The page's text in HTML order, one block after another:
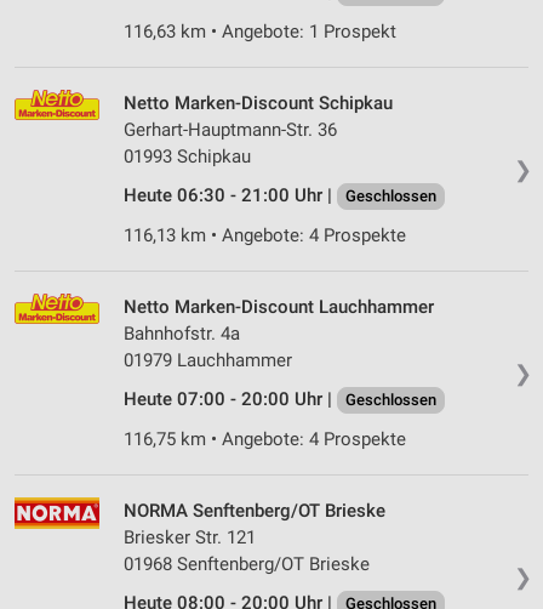
116,63 km • Angebote: 1 Prospekt
❯
Netto Marken-Discount Schipkau
Gerhart-Hauptmann-Str. 36
01993 Schipkau
Heute 06:30 - 21:00 Uhr |
Geschlossen
116,13 km • Angebote: 4 Prospekte
❯
Netto Marken-Discount Lauchhammer
Bahnhofstr. 4a
01979 Lauchhammer
Heute 07:00 - 20:00 Uhr |
Geschlossen
116,75 km • Angebote: 4 Prospekte
❯
NORMA Senftenberg/OT Brieske
Briesker Str. 121
01968 Senftenberg/OT Brieske
Heute 08:00 - 20:00 Uhr |
Geschlossen